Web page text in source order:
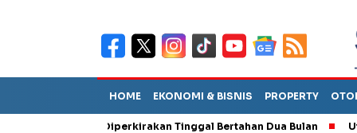
HOME EKONOMI & BISNIS PROPERTY
Sebut TPA Diperkirakan Tinggal Bertahan Dua Bulan Utang